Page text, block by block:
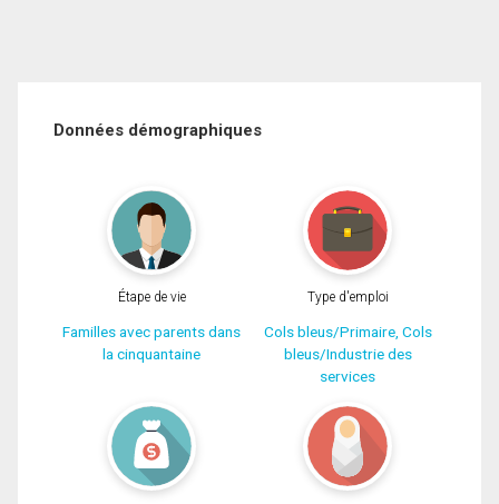
Données démographiques
Étape de vie
Familles avec parents dans
la cinquantaine
Type d'emploi
Cols bleus/Primaire, Cols
bleus/Industrie des
services